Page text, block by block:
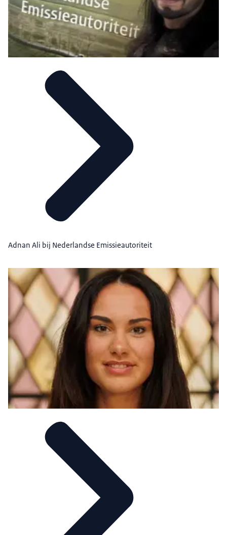
Adnan Ali bij Nederlandse Emissieautoriteit